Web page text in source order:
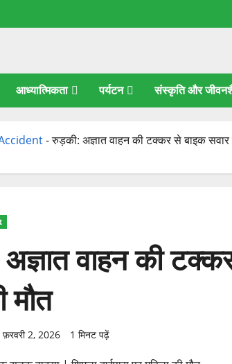
आध्यात्मिकता पर्यटन संस्कृति और
-रुड़की: अज्ञात वाहन की टक्कर से बाइक
वाहन की
मौत
फ़रवरी 2, 2026 1 मिनट पढ़ें